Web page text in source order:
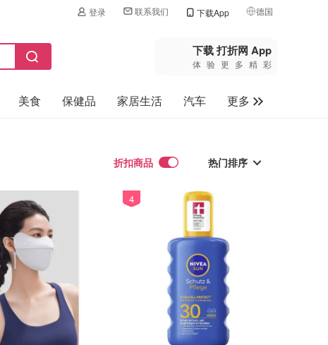
登录 联系我们 下载App 德国
🇺🇸美国
🇨🇳中国
🇨🇦加拿大
🇩🇪德国
🇫🇷
法国
🇮🇹意大利
🇦🇺
澳洲
🇳🇿新西兰
下载 打折网 App
体验更多精彩
美食 保健品 家居生活 汽车
更多
母婴玩具
热门排序
热门排序
折扣力度
价格升序
价格降序
折扣商品
4